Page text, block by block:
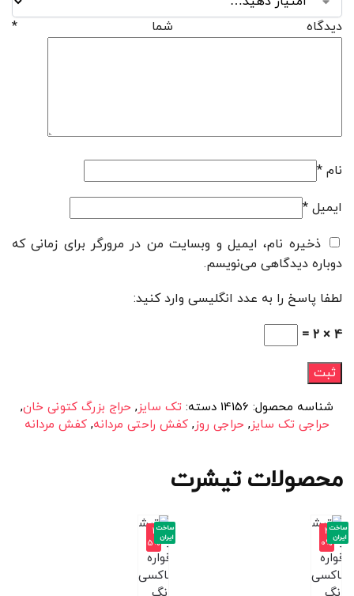
دیدگاه شما *
نام *
ایمیل *
ذخیره نام، ایمیل و وبسایت من در مرورگر برای زمانی که
دوباره دیدگاهی می‌نویسم.
لطفا پاسخ را به عدد انگلیسی وارد کنید:
4 × 2 =
شناسه محصول: 14156 دسته: تک سایز, حراج بزرگ کتونی خان,
حراجی تک سایز, حراجی روز, کفش راحتی مردانه, کفش مردانه
محصولات تیشرت
-4
0%
ساخت
ایران
-4
5%
ساخت
ایران